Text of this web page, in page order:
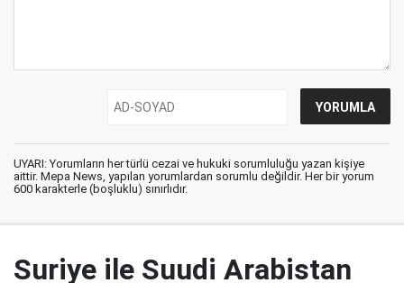
UYARI: Yorumların her türlü cezai ve hukuki sorumluluğu yazan kişiye
aittir. Mepa News, yapılan yorumlardan sorumlu değildir. Her bir yorum
600 karakterle (boşluklu) sınırlıdır.
Suriye ile Suudi Arabistan